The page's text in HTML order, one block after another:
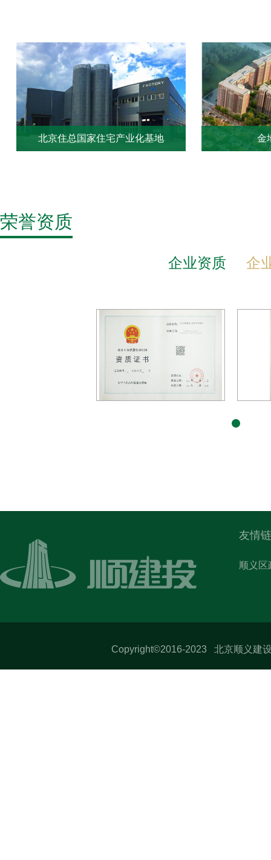
北京住总国家住宅产业化基地 金
荣誉资质
企业资质 企
友情
顺义区
Copyright©2016-2023 北京顺义建